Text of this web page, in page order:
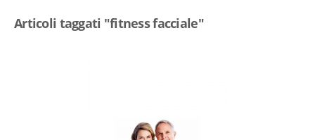
Articoli taggati "fitness facciale"